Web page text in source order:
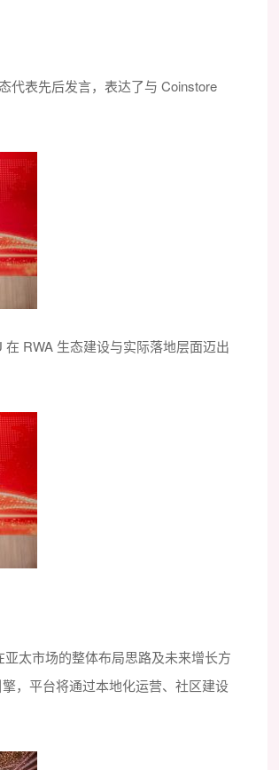
代表先后发言，表达了与 Coinstore
RWA 生态建设与实际落地层面迈出
太市场的整体布局思路及未来增长方
，平台将通过本地化运营、社区建设